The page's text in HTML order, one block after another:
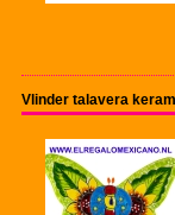
Vlinder talavera